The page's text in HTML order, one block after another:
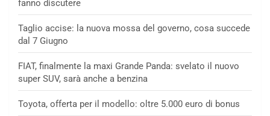
fanno discutere
Taglio accise: la nuova mossa del governo, cosa succede
dal 7 Giugno
FIAT, finalmente la maxi Grande Panda: svelato il nuovo
super SUV, sarà anche a benzina
Toyota, offerta per il modello: oltre 5.000 euro di bonus